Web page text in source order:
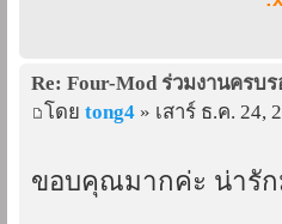
Re: Four-Mod ร่วมงานครบ
โดย tong4 » เสาร์ ธ.ค. 24,
ขอบคุณมากค่ะ น่ารั